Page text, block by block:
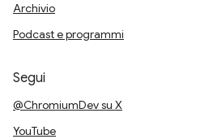
Archivio
Podcast e programmi
Segui
@ChromiumDev su X
YouTube